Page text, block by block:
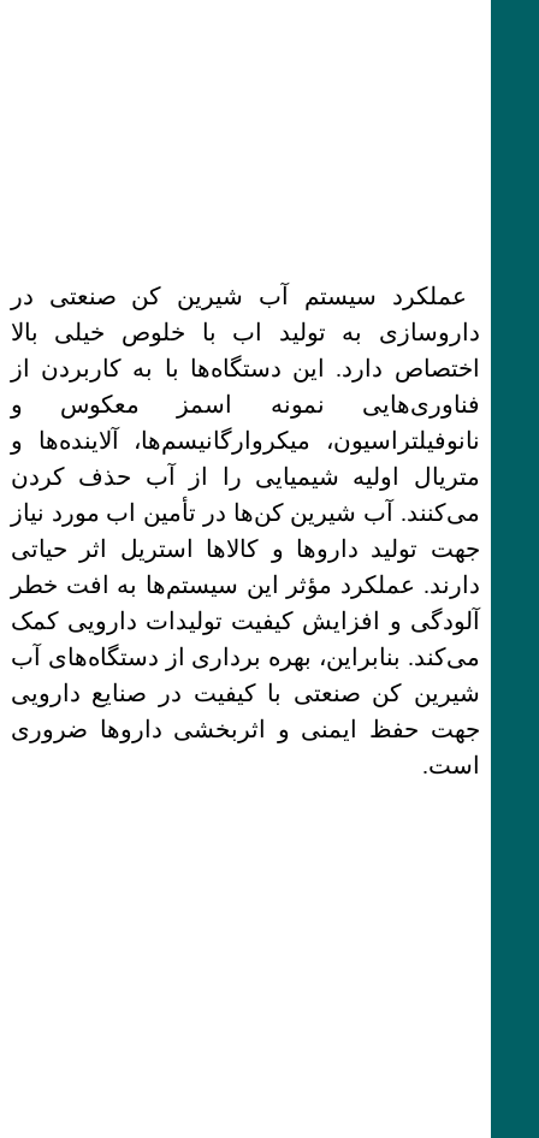
عملکرد سیستم آب شیرین کن صنعتی در
داروسازی به تولید اب با خلوص خیلی بالا
اختصاص دارد. این دستگاه‌ها با به کاربردن از
فناوری‌هایی نمونه اسمز معکوس و
نانوفیلتراسیون، میکروارگانیسم‌ها، آلاینده‌ها و
متریال اولیه شیمیایی را از آب حذف کردن
می‌کنند. آب شیرین کن‌ها در تأمین اب مورد نیاز
جهت تولید داروها و کالاها استریل اثر حیاتی
دارند. عملکرد مؤثر این سیستم‌ها به افت خطر
آلودگی و افزایش کیفیت تولیدات دارویی کمک
می‌کند. بنابراین، بهره برداری از دستگاه‌های آب
شیرین کن صنعتی با کیفیت در صنایع دارویی
جهت حفظ ایمنی و اثربخشی داروها ضروری
است.